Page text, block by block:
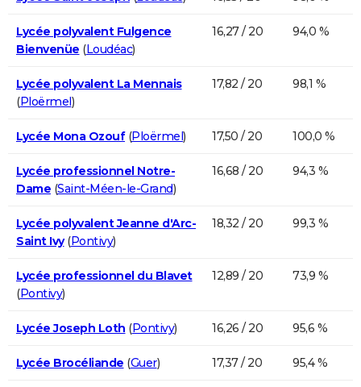
Lycée polyvalent Fulgence
Bienvenüe (Loudéac)
16,27 / 20 94,0 %
Lycée polyvalent La Mennais
(Ploërmel)
17,82 / 20 98,1 %
Lycée Mona Ozouf(Ploërmel) 17,50 / 20 100,0 %
Lycée professionnel Notre-
Dame (Saint-Méen-le-Grand)
16,68 / 20 94,3 %
Lycée polyvalent Jeanne d'Arc-
Saint Ivy(Pontivy)
18,32 / 20 99,3 %
Lycée professionnel du Blavet
(Pontivy)
12,89 / 20 73,9 %
Lycée Joseph Loth (Pontivy) 16,26 / 20 95,6 %
Lycée Brocéliande (Guer) 17,37 / 20 95,4 %